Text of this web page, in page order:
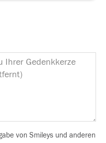
von Smileys und anderen